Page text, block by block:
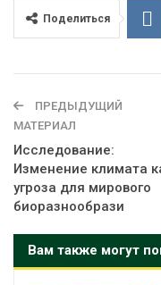
Поделиться
ПРЕДЫДУЩИЙ
МАТЕРИАЛ
Исследование:
Изменение климата
угроза для мирового
биоразнообрази
Вам также могут